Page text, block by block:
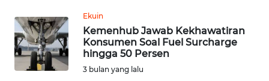
Ekuin
Kemenhub Jawab Kekhawatiran
Konsumen Soal Fuel Surcharge
hingga 50 Persen
3 bulan yang lalu
INFO
IKLAN
TENTANG